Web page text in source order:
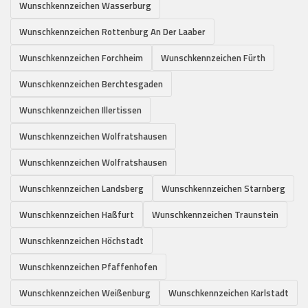
Wunschkennzeichen Wasserburg
Wunschkennzeichen Rottenburg An Der Laaber
Wunschkennzeichen Forchheim
Wunschkennzeichen Fürth
Wunschkennzeichen Berchtesgaden
Wunschkennzeichen Illertissen
Wunschkennzeichen Wolfratshausen
Wunschkennzeichen Wolfratshausen
Wunschkennzeichen Landsberg
Wunschkennzeichen Starnberg
Wunschkennzeichen Haßfurt
Wunschkennzeichen Traunstein
Wunschkennzeichen Höchstadt
Wunschkennzeichen Pfaffenhofen
Wunschkennzeichen Weißenburg
Wunschkennzeichen Karlstadt